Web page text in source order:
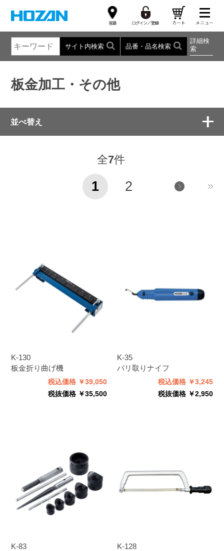
サイト内検索 品番・品名検索
詳細検
索
板金加工・その他
並べ替え
全7件
1 2
K-130
板金折り曲げ機
税込価格 ￥39,050
税抜価格 ￥35,500
K-35
バリ取りナイフ
税込価格 ￥3,245
税抜価格 ￥2,950
K-83
K-128